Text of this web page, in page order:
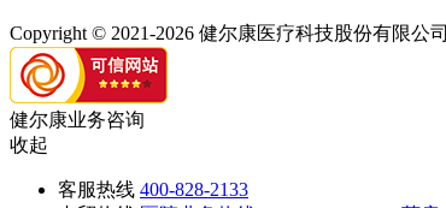
Copyright © 2021-2026 健尔康医疗科技股份有限公司
健尔康业务咨询
收起
客服热线 400-828-2133